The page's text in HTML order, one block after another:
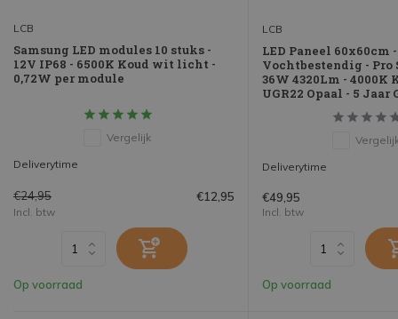
LCB
Samsung LED modules 10 stuks -
12V IP68 - 6500K Koud wit licht -
0,72W per module
Vergelijk
Deliverytime
€24,95 €12,95
Incl. btw
Op voorraad
LCB
LED Paneel 60x60cm
Vochtbestendig - Pro
36W 4320Lm - 4000K
UGR22 Opaal - 5 Jaar
Deliverytime
€49,95
Incl. btw
Op voorraad